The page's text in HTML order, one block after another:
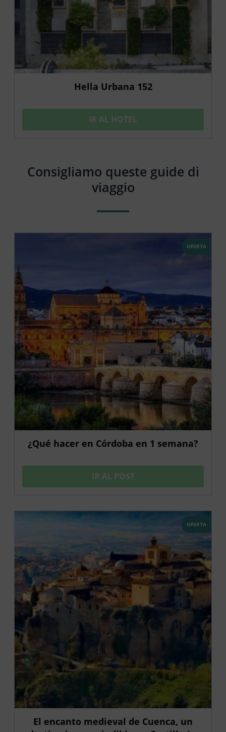
Hella Urbana 152
IR AL HOTEL
Consigliamo queste guide di
viaggio
OFERTA
¿Qué hacer en Córdoba en 1 semana?
IR AL POST
OFERTA
El encanto medieval de Cuenca, un